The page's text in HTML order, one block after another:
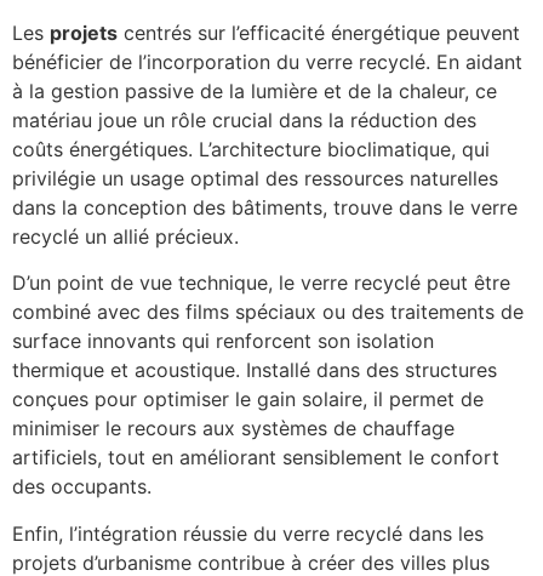
Les projets centrés sur l’efficacité énergétique peuvent
bénéficier de l’incorporation du verre recyclé. En aidant
à la gestion passive de la lumière et de la chaleur, ce
matériau joue un rôle crucial dans la réduction des
coûts énergétiques. L’architecture bioclimatique, qui
privilégie un usage optimal des ressources naturelles
dans la conception des bâtiments, trouve dans le verre
recyclé un allié précieux.
D’un point de vue technique, le verre recyclé peut être
combiné avec des films spéciaux ou des traitements de
surface innovants qui renforcent son isolation
thermique et acoustique. Installé dans des structures
conçues pour optimiser le gain solaire, il permet de
minimiser le recours aux systèmes de chauffage
artificiels, tout en améliorant sensiblement le confort
des occupants.
Enfin, l’intégration réussie du verre recyclé dans les
projets d’urbanisme contribue à créer des villes plus